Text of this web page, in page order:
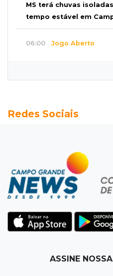
MS terá chuvas
tempo estável em
06:00 Jogo Aberto
Técnico de carnes e
Vídeo
Chamas altas avançam
Chapadão do Sul
23:41 15ª Vara Cível
Pet shop vai indenizar
Redes Sociais
ASSINE